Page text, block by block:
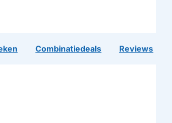
Combinatiedeals Reviews